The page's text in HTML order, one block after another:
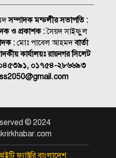
নির্বাচন ২০ আগস্ট, ভোট
ওয়ার্ড বিএনপির উদ্যোগে
ও উন্মুক্ত আলোচনা
সাইনেজ কেন?
মহানগর বিএনপির
সম্পাদক মন্ডলীর সভাপতি :
ও প্রকাশক :সৈয়দ সাইফুুল
:মোঃ পাবেল আহমদবার্তা
কার্যালয়ঃ রায়নগর সিলেট
০১৭৫৪-২৮৬৬৯৩
© 2024
ফ্যাক্টরি বাংলাদেশ